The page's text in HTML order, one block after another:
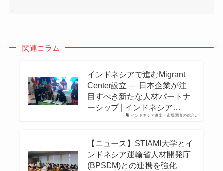
関連コラム
インドネシア進出・市場調査の総合…
インドネシアで進むMigrant
Center設立 ― 日本企業が注
目すべき新たな人材パートナ
ーシップ | インドネシア…
【ニュース】STIAMI大学とイ
ンドネシア運輸省人材開発庁
(BPSDM)との連携を強化